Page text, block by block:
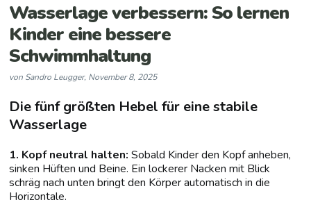
Wasserlage verbessern: So lernen
Kinder eine bessere
Schwimmhaltung
von Sandro Leugger, November 8, 2025
Die fünf größten Hebel für eine stabile
Wasserlage
1. Kopf neutral halten: Sobald Kinder den Kopf anheben,
sinken Hüften und Beine. Ein lockerer Nacken mit Blick
schräg nach unten bringt den Körper automatisch in die
Horizontale.